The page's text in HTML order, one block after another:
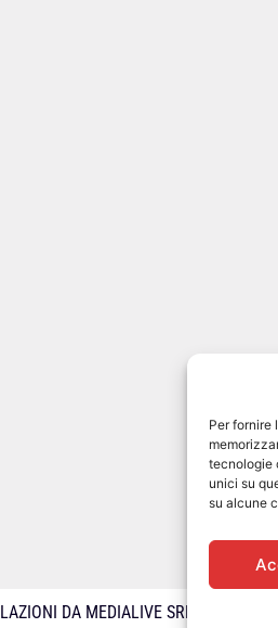
Per fornire
tecnologie
unici su
su alcune
DA MEDIALIVE SRL